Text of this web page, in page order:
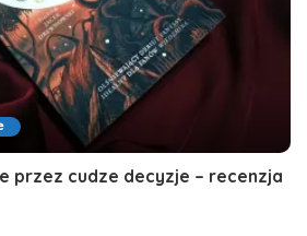
przez cudze decyzje – recenzja